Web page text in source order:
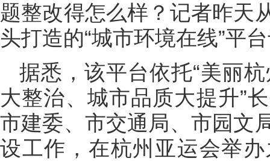
题整改得怎么样？记者昨天
头打造的“城市环境在线”平
据悉，该平台依托“美丽杭
大整治、城市品质大提升”
市建委、市交通局、市园文
设工作，在杭州亚运会举